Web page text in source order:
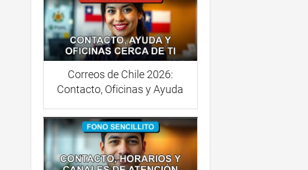
Correos de Chile 2026:
Contacto, Oficinas y Ayuda